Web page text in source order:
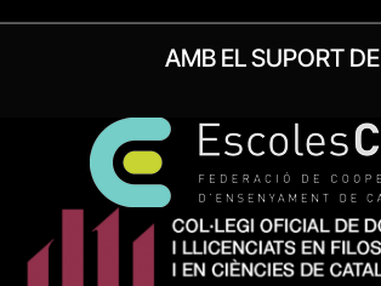
AMB EL SUPORT DE